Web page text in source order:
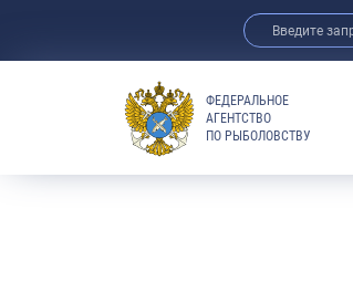
ФЕДЕРАЛЬНОЕ
АГЕНТСТВО
ПО РЫБОЛОВСТВУ